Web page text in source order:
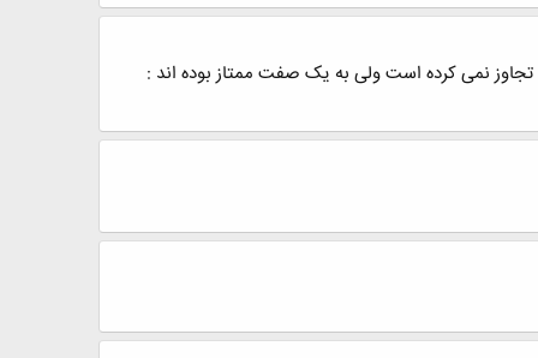
تجاوز نمی کرده است ولی به یک صفت ممتاز بوده اند :